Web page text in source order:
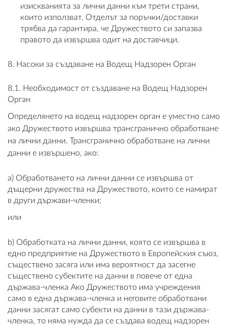
изискванията за лични данни към трети страни,
които използват. Отделът за поръчки/доставки
трябва да гарантира, че Дружеството си запазва
правото да извършва одит на доставчици.
8. Насоки за създаване на Водещ Надзорен Орган
8.1. Необходимост от създаване на Водещ Надзорен
Орган
Определянето на водещ надзорен орган е уместно само
ако Дружеството извършва трансгранично обработване
на лични данни. Трансгранично обработване на лични
данни е извършено, ако:
a) Обработването на лични данни се извършва от
дъщерни дружества на Дружеството, които се намират
в други държави-членки;
или
b) Обработката на лични данни, която се извършва в
едно предприятие на Дружеството в Европейския съюз,
съществено засяга или има вероятност да засегне
съществено субектите на данни в повече от една
държава-членка Ако Дружеството има учреждения
само в една държава-членка и неговите обработвани
данни засягат само субекти на данни в тази държава-
членка, то няма нужда да се създава водещ надзорен